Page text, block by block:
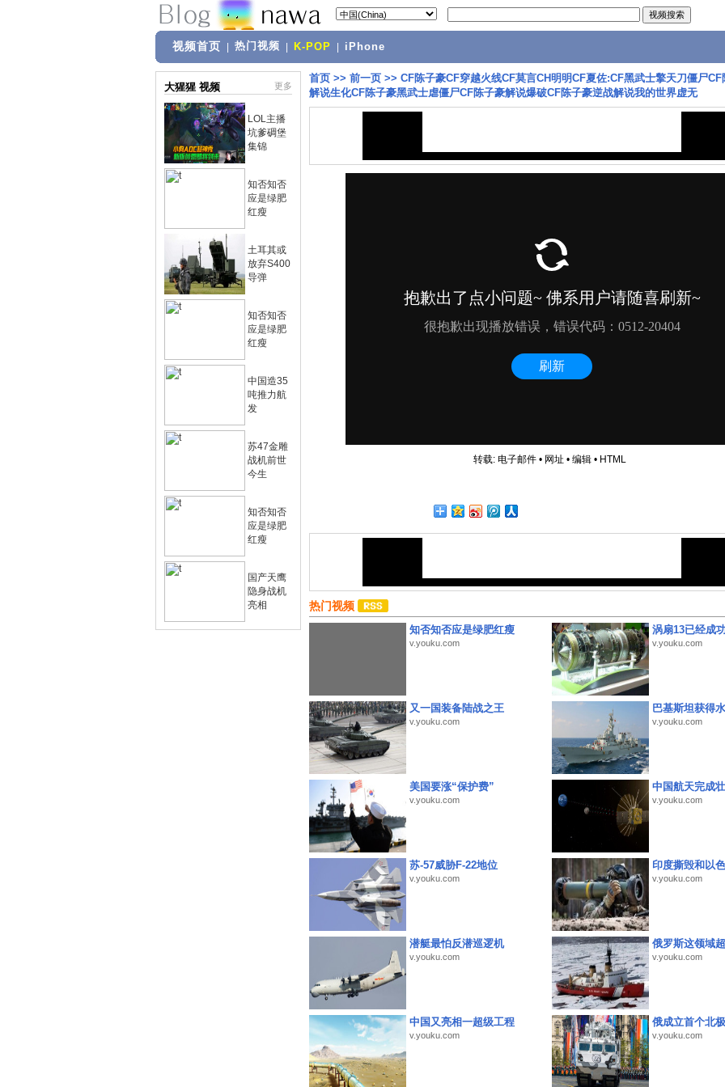
视频首页 热门视频 K-POP iPhone
大猩猩 视频 更多
LOL主播
坑爹碉堡
集锦
知否知否
应是绿肥
红瘦
土耳其或
放弃S400
导弹
知否知否
应是绿肥
红瘦
中国造35
吨推力航
发
苏47金雕
战机前世
今生
知否知否
应是绿肥
红瘦
国产天鹰
隐身战机
亮相
首页 >> 前一页 >> CF陈子豪CF穿越火线CF莫言CH明明CF夏佐:CF黑武士擎天刀僵尸CF
解说生化CF陈子豪黑武士虐僵尸CF陈子豪解说爆破CF陈子豪逆战解说我的世界虚无
转载: 电子邮件• 网址 • 编辑• HTML
热门视频
知否知否应是绿肥红瘦
v.youku.com
涡扇13已经成
v.youku.com
又一国装备陆战之王
v.youku.com
巴基斯坦获得
v.youku.com
美国要涨“保护费”
v.youku.com
中国航天完成
v.youku.com
苏-57威胁F-22地位
v.youku.com
印度撕毁和以
v.youku.com
潜艇最怕反潜巡逻机
v.youku.com
俄罗斯这领域
v.youku.com
中国又亮相一超级工程
v.youku.com
俄成立首个北
v.youku.com